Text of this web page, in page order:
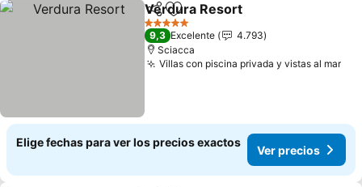
CompartirAgregar a favoritos
Verdura Resort
5 Estrellas
9,3 Excelente
4.793
Sciacca
Villas con piscina privada y vistas al mar
Elige fechas para ver los precios exactos
Ver precios